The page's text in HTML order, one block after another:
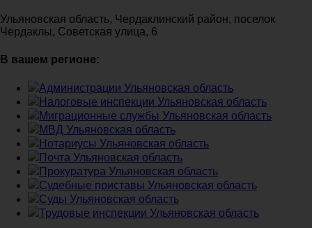
Ульяновская область, Чердаклинский район, поселок
Чердаклы, Советская улица, 6
В вашем регионе:
Администрации Ульяновская область
Налоговые инспекции Ульяновская область
Миграционные службы Ульяновская область
МВД Ульяновская область
Нотариусы Ульяновская область
Почта Ульяновская область
Прокуратура Ульяновская область
Судебные приставы Ульяновская область
Суды Ульяновская область
Трудовые инспекции Ульяновская область